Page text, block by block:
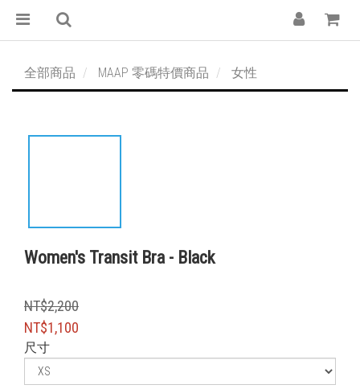
全部商品 MAAP 零碼特價商品 女性
Women's Transit Bra - Black
NT$2,200
NT$1,100
尺寸